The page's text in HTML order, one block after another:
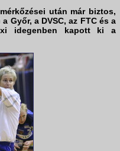
után már biztos,
a Győr, a DVSC, az FTCés a
idegenben kapott ki a